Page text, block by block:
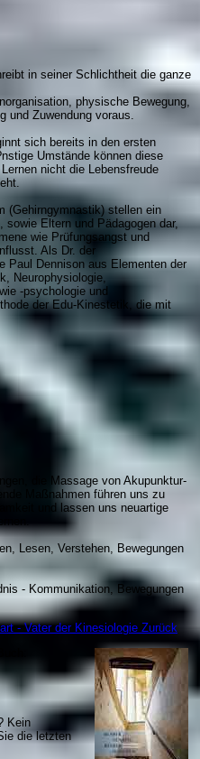
in seiner Schlichtheit die ganze
physische Bewegung,
und Zuwendung voraus.
sich bereits in den ersten
Umstände können diese
nicht die Lebensfreude
(Gehirngymnastik) stellen ein
sowie Eltern und Pädagogen dar,
wie Prüfungsangst und
Als Dr. der
Paul Dennison aus Elementen der
Neurophysiologie,
-psychologie und
der Edu-Kinestetik, die mit
die Massage von Akupunktur-
Maßnahmen führen uns zu
und lassen uns neuartige
Lesen, Verstehen, Bewegungen
- Kommunikation, Bewegungen
- Vater der Kinesiologie Zurück
Kein
die letzten